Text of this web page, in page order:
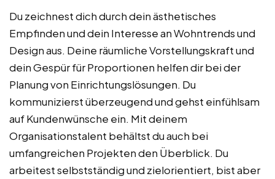
Du zeichnest dich durch dein ästhetisches
Empfinden und dein Interesse an Wohntrends und
Design aus. Deine räumliche Vorstellungskraft und
dein Gespür für Proportionen helfen dir bei der
Planung von Einrichtungslösungen. Du
kommunizierst überzeugend und gehst einfühlsam
auf Kundenwünsche ein. Mit deinem
Organisationstalent behältst du auch bei
umfangreichen Projekten den Überblick. Du
arbeitest selbstständig und zielorientiert, bist aber